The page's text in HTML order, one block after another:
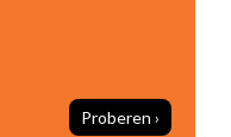
Proberen ›